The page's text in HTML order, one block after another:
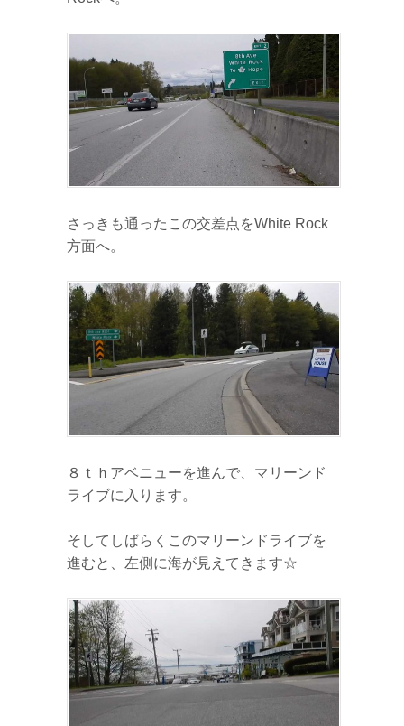
さっきも通ったこの交差点をWhite Rock
方面へ。
８ｔｈアベニューを進んで、マリーンド
ライブに入ります。
そしてしばらくこのマリーンドライブを
進むと、左側に海が見えてきます☆